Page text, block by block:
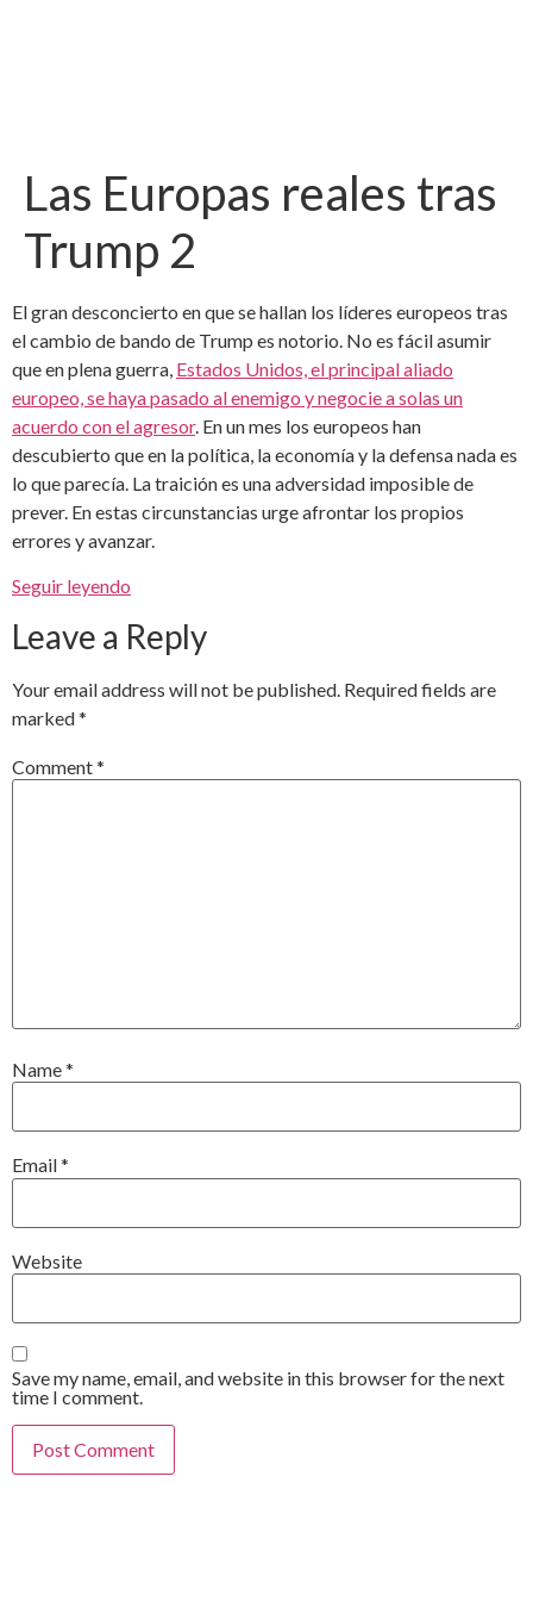
Las Europas reales tras
Trump 2
El gran desconcierto en que se hallan los líderes europeos tras
el cambio de bando de Trump es notorio. No es fácil asumir
que en plena guerra, Estados Unidos, el principal aliado
europeo, se haya pasado al enemigo y negocie a solas un
acuerdo con el agresor. En un mes los europeos han
descubierto que en la política, la economía y la defensa nada es
lo que parecía. La traición es una adversidad imposible de
prever. En estas circunstancias urge afrontar los propios
errores y avanzar.
Seguir leyendo
Leave a Reply
Your email address will not be published. Required fields are
marked*
Comment*
Name*
Email*
Website
Save my name, email, and website in this browser for the next
time I comment.